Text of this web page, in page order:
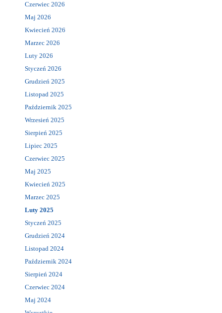
Czerwiec 2026
Maj 2026
Kwiecień 2026
Marzec 2026
Luty 2026
Styczeń 2026
Grudzień 2025
Listopad 2025
Październik 2025
Wrzesień 2025
Sierpień 2025
Lipiec 2025
Czerwiec 2025
Maj 2025
Kwiecień 2025
Marzec 2025
Luty 2025
Styczeń 2025
Grudzień 2024
Listopad 2024
Październik 2024
Sierpień 2024
Czerwiec 2024
Maj 2024